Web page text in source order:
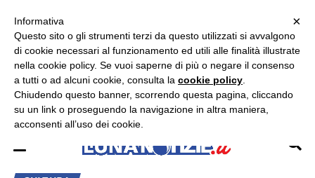
ASCOLTA RADIO LUNA
×
×
Informativa
Questo sito o gli strumenti terzi da questo utilizzati si avvalgono
di cookie necessari al funzionamento ed utili alle finalità illustrate
nella cookie policy. Se vuoi saperne di più o negare il consenso
a tutti o ad alcuni cookie, consulta la cookie policy
Chiudendo questo banner, scorrendo questa pagina, cliccando
su un link o proseguendo la navigazione in altra maniera,
acconsenti all’uso dei cookie.